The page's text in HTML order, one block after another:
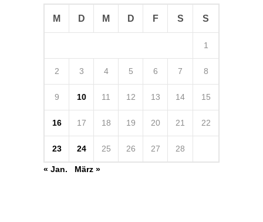
M D M D F S S
1
2 3 4 5 6 7 8
9 10 11 12 13 14 15
16 17 18 19 20 21 22
23 24 25 26 27 28
« Jan. März »